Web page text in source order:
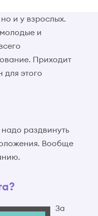
и у взрослых.
и
Приходит
для этого
раздвинуть
Вообще
За